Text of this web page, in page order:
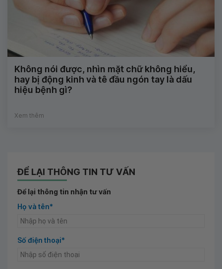
Không nói được, nhìn mặt chữ không hiểu,
hay bị động kinh và tê đầu ngón tay là dấu
hiệu bệnh gì?
Xem thêm
ĐỂ LẠI THÔNG TIN TƯ VẤN
Để lại thông tin nhận tư vấn
Họ và tên*
Số điện thoại*